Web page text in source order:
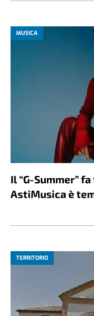
MUSICA
Il “G-Summer”
AstiMusica è
TERRITORIO